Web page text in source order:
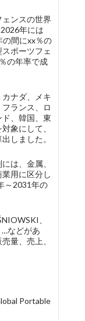
ンスの世界
年には
間にxx％の
ポーツフェ
の年率で成
ナダ、メキ
ランス、ロ
、韓国、東
象にして、
しました。
は、金属、
用に区分し
～2031年の
、
などがあ
量、売上、
Portable